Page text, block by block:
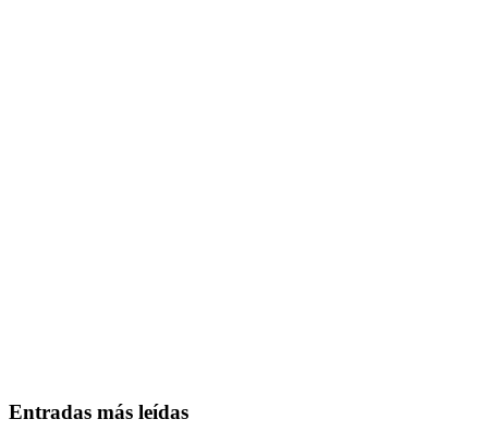
Entradas más leídas